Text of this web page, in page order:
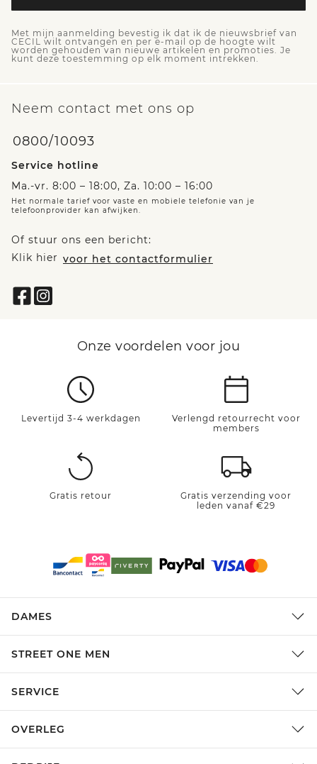
Met mijn aanmelding bevestig ik dat ik de nieuwsbrief van
CECIL wilt ontvangen en per e-mail op de hoogte wilt
worden gehouden van nieuwe artikelen en promoties. Je
kunt deze toestemming op elk moment intrekken.
Neem contact met ons op
0800/10093
Service hotline
Ma.-vr. 8:00 – 18:00, Za. 10:00 – 16:00
Het normale tarief voor vaste en mobiele telefonie van je
telefoonprovider kan afwijken.
Of stuur ons een bericht:
Klik hier voor het contactformulier
Onze voordelen voor jou
Levertijd 3-4 werkdagen
Verlengd retourrecht voor
members
Gratis retour
Gratis verzending voor
leden vanaf €29
DAMES
STREET ONE MEN
SERVICE
OVERLEG